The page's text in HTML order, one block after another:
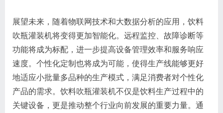
展望未来，随着物联网技术和大数据分析的应用，饮料
吹瓶灌装机将变得更加智能化。远程监控、故障诊断等
功能将成为标配，进一步提高设备管理效率和服务响应
速度。个性化定制也将成为可能，使得生产线能够更好
地适应小批量多品种的生产模式，满足消费者对个性化
产品的需求。饮料吹瓶灌装机不仅是饮料生产过程中的
关键设备，更是推动整个行业向前发展的重要力量。通